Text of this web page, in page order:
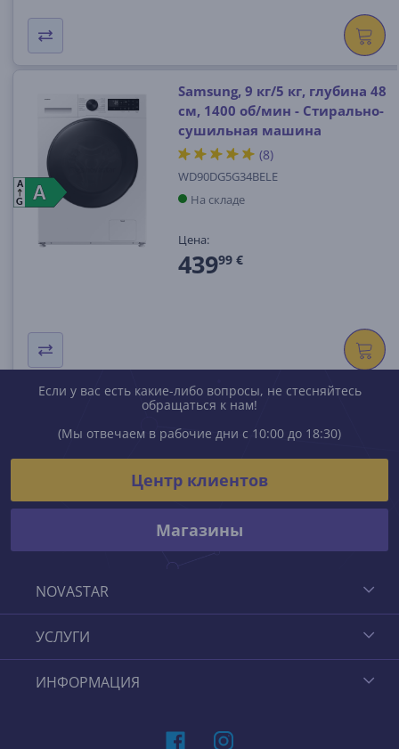
A
A
A
G
Samsung, 9 кг/5 кг, глубина 48
см, 1400 об/мин - Стирально-
сушильная машина
(8)
WD90DG5G34BELE
На складе
Цена:
43999 €
NOVASTAR
УСЛУГИ
ИНФОРМАЦИЯ
Если у вас есть какие-либо вопросы, не стесняйтесь
обращаться к нам!
(Мы отвечаем в рабочие дни с 10:00 до 18:30)
Центр клиентов
Магазины